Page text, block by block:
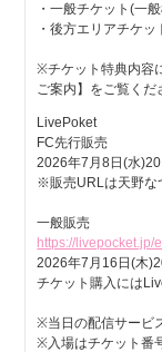
・一般チケット(一
・後方エリアチケ
※チケット特典内容
ご案内】をご覧くだ
LivePoket
FC先行販売
2026年7月8日(水
※販売URLは天野な
一般販売
https://livepocket.jp/
2026年7月16日(木
チケット購入には
※当日の配信サービ
※入場はチケット番